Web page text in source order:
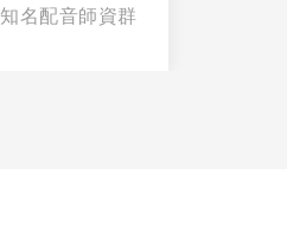
名配音師資群